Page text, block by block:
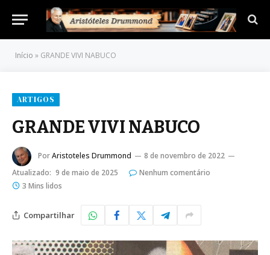
Início » GRANDE VIVI NABUCO
ARTIGOS
GRANDE VIVI NABUCO
PorAristoteles Drummond
8 de novembro de 2022
Atualizado: 9 de maio de 2025
Nenhum comentário
3 Mins lidos
Compartilhar